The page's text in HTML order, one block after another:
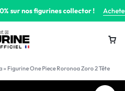
sur nos figurines collector !
» Figurine One Piece Roronoa Zoro 2 Tête